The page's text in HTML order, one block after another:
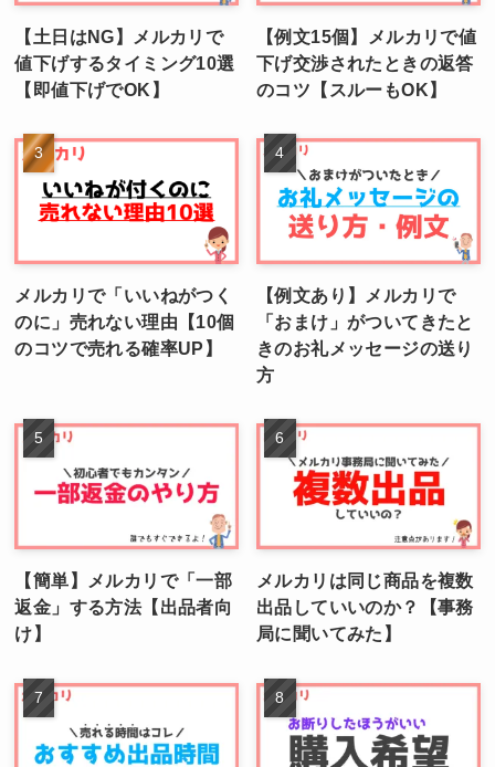
【土日はNG】メルカリで
値下げするタイミング10選
【即値下げでOK】
【例文15個】メルカリで値
下げ交渉されたときの返答
のコツ【スルーもOK】
メルカリで「いいねがつく
のに」売れない理由【10個
のコツで売れる確率UP】
【例文あり】メルカリで
「おまけ」がついてきたと
きのお礼メッセージの送り
方
【簡単】メルカリで「一部
返金」する方法【出品者向
け】
メルカリは同じ商品を複数
出品していいのか？【事務
局に聞いてみた】